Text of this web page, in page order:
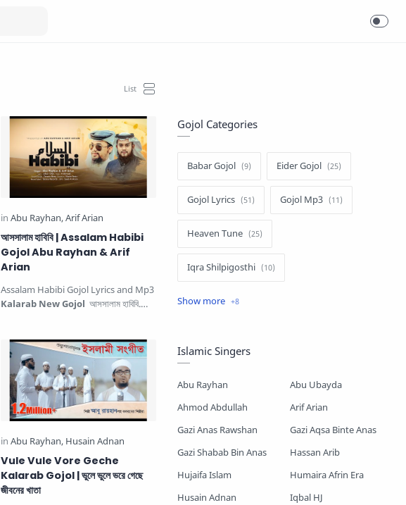
আসসালাম হাবিবি | Assalam Habibi
Gojol Abu Rayhan & Arif
Arian
Assalam Habibi Gojol Lyrics and Mp3
Kalarab New Gojol আসসালাম হাবিবি.
Vule Vule Vore Geche
Kalarab Gojol | ভুলে ভুলে ভরে গেছে
জীবনের খাতা
Gojol Categories
Babar Gojol Eider Gojol
Gojol Lyrics Gojol Mp3
Heaven Tune
Iqra Shilpigosthi
Islamic Story
Saimum-Shilpigosthi
Shopnoshiri
Islamic Singers
Abu Rayhan
Abu Ubayda
Ahmod Abdullah
Arif Arian
Gazi Anas Rawshan
Gazi Aqsa Binte Anas
Gazi Shabab Bin Anas
Hassan Arib
Hujaifa Islam
Humaira Afrin Era
Husain Adnan
Iqbal HJ